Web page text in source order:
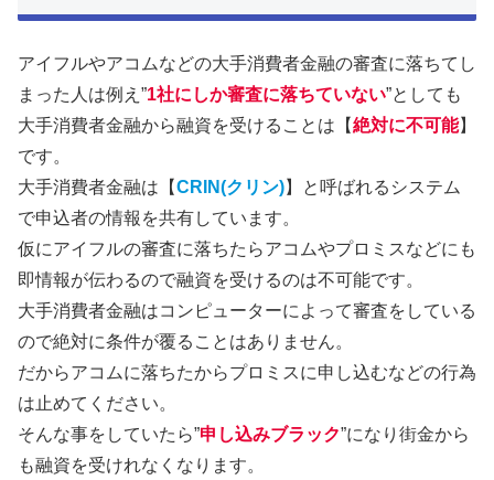
アイフルやアコムなどの大手消費者金融の審査に落ちてし
まった人は例え”1社にしか審査に落ちていない”としても
大手消費者金融から融資を受けることは【絶対に不可能】
です。
大手消費者金融は【CRIN(クリン)】と呼ばれるシステム
で申込者の情報を共有しています。
仮にアイフルの審査に落ちたらアコムやプロミスなどにも
即情報が伝わるので融資を受けるのは不可能です。
大手消費者金融はコンピューターによって審査をしている
ので絶対に条件が覆ることはありません。
だからアコムに落ちたからプロミスに申し込むなどの行為
は止めてください。
そんな事をしていたら”申し込みブラック”になり街金から
も融資を受けれなくなります。